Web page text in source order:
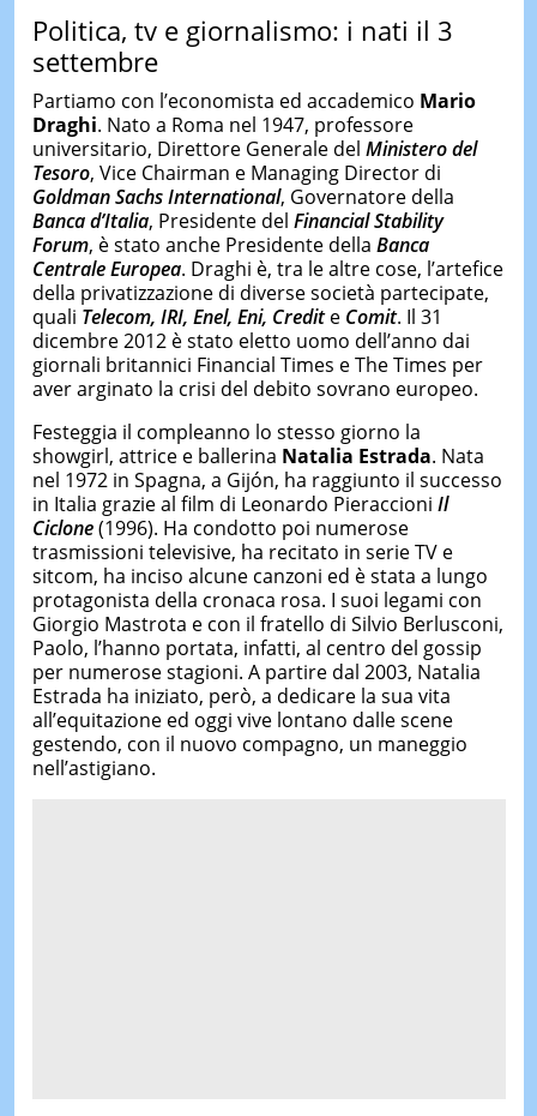
Politica, tv e giornalismo: i nati il 3
settembre
Partiamo con l’economista ed accademico Mario
Draghi. Nato a Roma nel 1947, professore
universitario, Direttore Generale del Ministero del
Tesoro, Vice Chairman e Managing Director di
Goldman Sachs International, Governatore della
Banca d’Italia, Presidente del Financial Stability
Forum, è stato anche Presidente della Banca
Centrale Europea. Draghi è, tra le altre cose, l’artefice
della privatizzazione di diverse società partecipate,
quali Telecom, IRI, Enel, Eni, Credite Comit. Il 31
dicembre 2012 è stato eletto uomo dell’anno dai
giornali britannici Financial Times e The Times per
aver arginato la crisi del debito sovrano europeo.
Festeggia il compleanno lo stesso giorno la
showgirl, attrice e ballerina Natalia Estrada. Nata
nel 1972 in Spagna, a Gijón, ha raggiunto il successo
in Italia grazie al film di Leonardo Pieraccioni Il
Ciclone(1996). Ha condotto poi numerose
trasmissioni televisive, ha recitato in serie TV e
sitcom, ha inciso alcune canzoni ed è stata a lungo
protagonista della cronaca rosa. I suoi legami con
Giorgio Mastrota e con il fratello di Silvio Berlusconi,
Paolo, l’hanno portata, infatti, al centro del gossip
per numerose stagioni. A partire dal 2003, Natalia
Estrada ha iniziato, però, a dedicare la sua vita
all’equitazione ed oggi vive lontano dalle scene
gestendo, con il nuovo compagno, un maneggio
nell’astigiano.